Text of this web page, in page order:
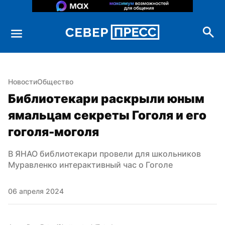
НовостиОбщество
Библиотекари раскрыли юным
ямальцам секреты Гоголя и его
гоголя-моголя
В ЯНАО библиотекари провели для школьников
Муравленко интерактивный час о Гоголе
06 апреля 2024